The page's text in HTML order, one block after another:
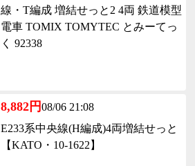
線・T編成 増結せっと2 4両 鉄道模型
電車 TOMIX TOMYTEC とみーてっ
く 92338
8,882円08/06 21:08
E233系中央線(H編成)4両増結せっと
【KATO・10-1622】